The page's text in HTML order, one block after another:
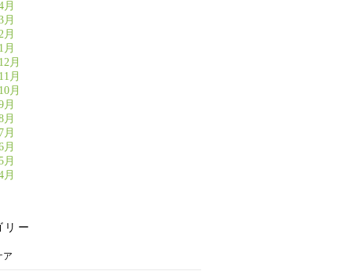
月
月
月
月
月
月
月
月
月
月
月
月
月
リー
ア